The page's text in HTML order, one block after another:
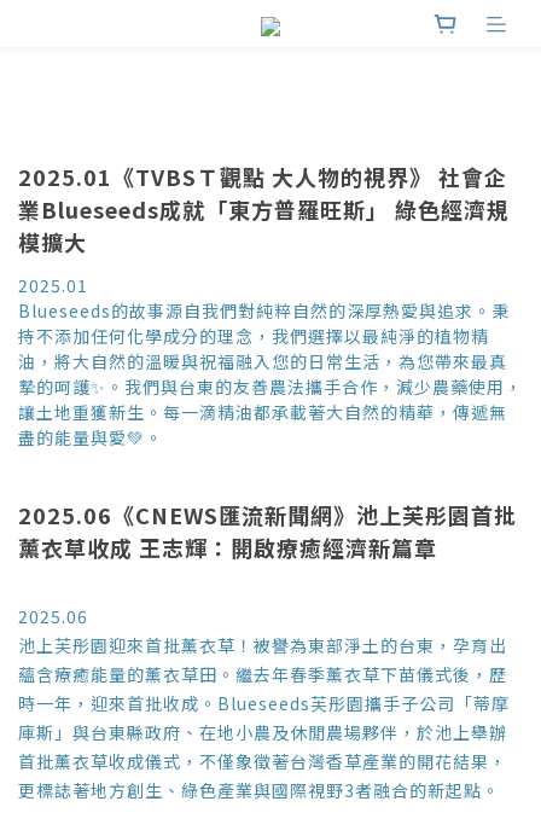
2025.01《TVBSＴ觀點 大人物的視界》 社會企
業Blueseeds成就「東方普羅旺斯」 綠色經濟規
模擴大
2025.01
Blueseeds的故事源自我們對純粹自然的深厚熱愛與追求。秉
持不添加任何化學成分的理念，我們選擇以最純淨的植物精
油，將大自然的溫暖與祝福融入您的日常生活，為您帶來最真
摯的呵護✨。我們與台東的友善農法攜手合作，減少農藥使用，
讓土地重獲新生。每一滴精油都承載著大自然的精華，傳遞無
盡的能量與愛💚。
2025.06《CNEWS匯流新聞網》池上芙彤園首批
薰衣草收成 王志輝：開啟療癒經濟新篇章
2025.06
池上芙彤園迎來首批薰衣草！被譽為東部淨土的台東，孕育出
蘊含療癒能量的薰衣草田。繼去年春季薰衣草下苗儀式後，歷
時一年，迎來首批收成。Blueseeds芙彤園攜手子公司「蒂摩
庫斯」與台東縣政府、在地小農及休閒農場夥伴，於池上舉辦
首批薰衣草收成儀式，不僅象徵著台灣香草產業的開花結果，
更標誌著地方創生、綠色產業與國際視野3者融合的新起點。